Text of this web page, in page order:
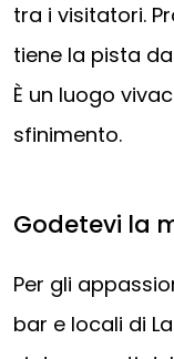
tra i visitatori.
tiene la pista
È un luogo
sfinimento.
Godetevi la
Per gli
bar e locali di